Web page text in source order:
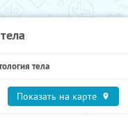
тела
Показать на карте